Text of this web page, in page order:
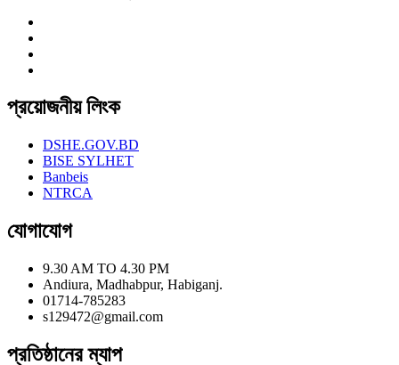
প্রয়োজনীয় লিংক
DSHE.GOV.BD
BISE SYLHET
Banbeis
NTRCA
যোগাযোগ
9.30 AM TO 4.30 PM
Andiura, Madhabpur, Habiganj.
01714-785283
s129472@gmail.com
প্রতিষ্ঠানের ম্যাপ